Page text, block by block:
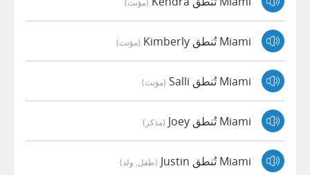
Miami تُنطق Kimberly (مؤنث)
Miami تُنطق Salli (مؤنث)
Miami تُنطق Joey (مذكر)
Miami تُنطق Justin (طفل, ولد)